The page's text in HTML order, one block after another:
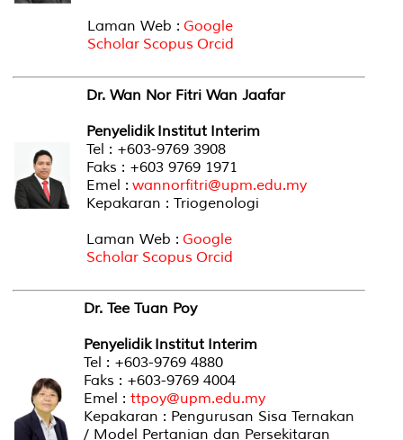
Laman Web : Google
Scholar Scopus Orcid
Dr. Wan Nor Fitri Wan Jaafar
Penyelidik Institut Interim
Tel : +603-9769 3908
Faks : +603 9769 1971
Emel : wannorfitri@upm.edu.my
Kepakaran : Triogenologi
Laman Web : Google
Scholar Scopus Orcid
Dr. Tee Tuan Poy
Penyelidik Institut Interim
Tel : +603-9769 4880
Faks : +603-9769 4004
Emel : ttpoy@upm.edu.my
Kepakaran : Pengurusan Sisa Ternakan
/ Model Pertanian dan Persekitaran